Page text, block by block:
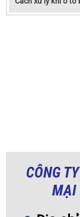
CÔNG
MẠI